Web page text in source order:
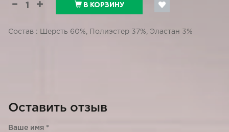
В КОРЗИНУ
Состав : Шерсть 60%, Полиэстер 37%, Эластан 3%
Оставить отзыв
Ваше имя *